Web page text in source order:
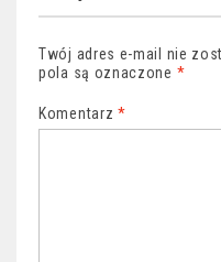
Twój adres e-mail nie
pola są oznaczone *
Komentarz *